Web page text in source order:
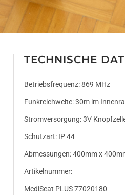
TECHNISCHE
Betriebsfrequenz: 869 MHz
Funkreichweite: 30m im
Stromversorgung: 3V
Schutzart: IP 44
Abmessungen: 400mm x
Artikelnummer:
MediSeat PLUS 77020180